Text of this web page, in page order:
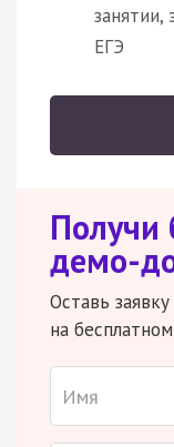
занятии,
ЕГЭ
Получи
демо-
Оставь
на